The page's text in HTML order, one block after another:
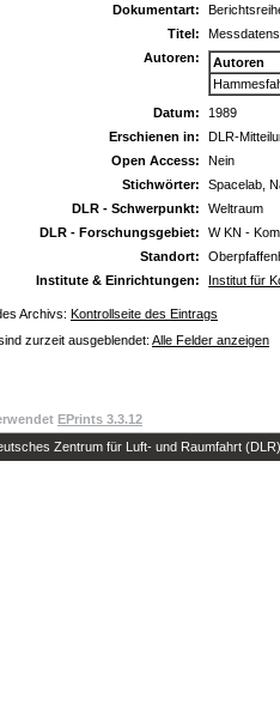
Dokumentart:
Titel:
Autoren:
Autoren
Datum:
1989
Erschienen in:
DLR-
Open Access:
Nein
Stichwörter:
Spacelab,
DLR - Schwerpunkt:
Weltraum
DLR - Forschungsgebiet:
W KN -
Standort:
Institute & Einrichtungen:
Institut für
Archivs: Kontrollseite des Eintrags
zurzeit ausgeblendet: Alle Felder anzeigen
EPrints 3.3.12
Zentrum für Luft- und Raumfahrt